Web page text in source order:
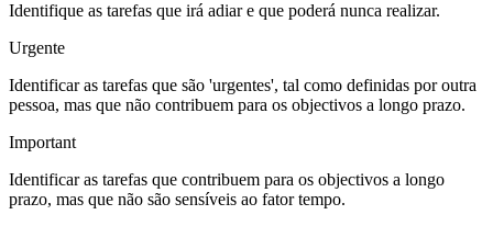
Identifique as tarefas que irá adiar e que poderá nunca realizar.
Urgente
Identificar as tarefas que são 'urgentes', tal como definidas por outra
pessoa, mas que não contribuem para os objectivos a longo prazo.
Important
Identificar as tarefas que contribuem para os objectivos a longo
prazo, mas que não são sensíveis ao fator tempo.